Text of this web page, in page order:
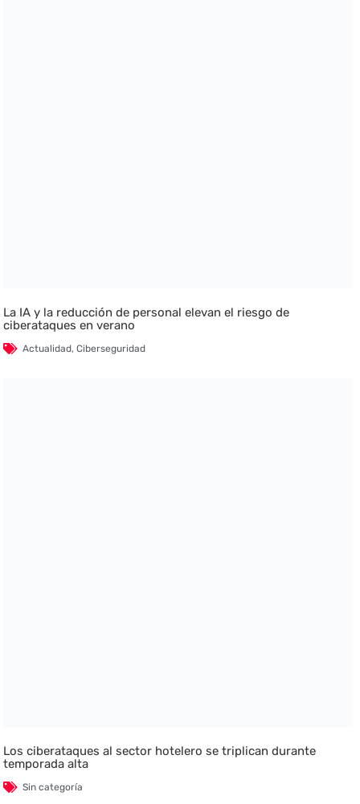
La IA y la reducción de personal elevan el riesgo de
ciberataques en verano
Actualidad,Ciberseguridad
Los ciberataques al sector hotelero se triplican durante
temporada alta
Sin categoría